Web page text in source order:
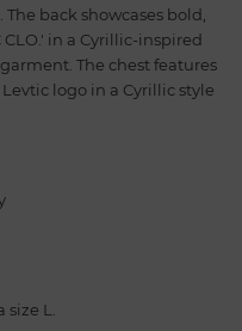
back showcases bold,
in a Cyrillic-inspired
The chest features
logo in a Cyrillic style
L.